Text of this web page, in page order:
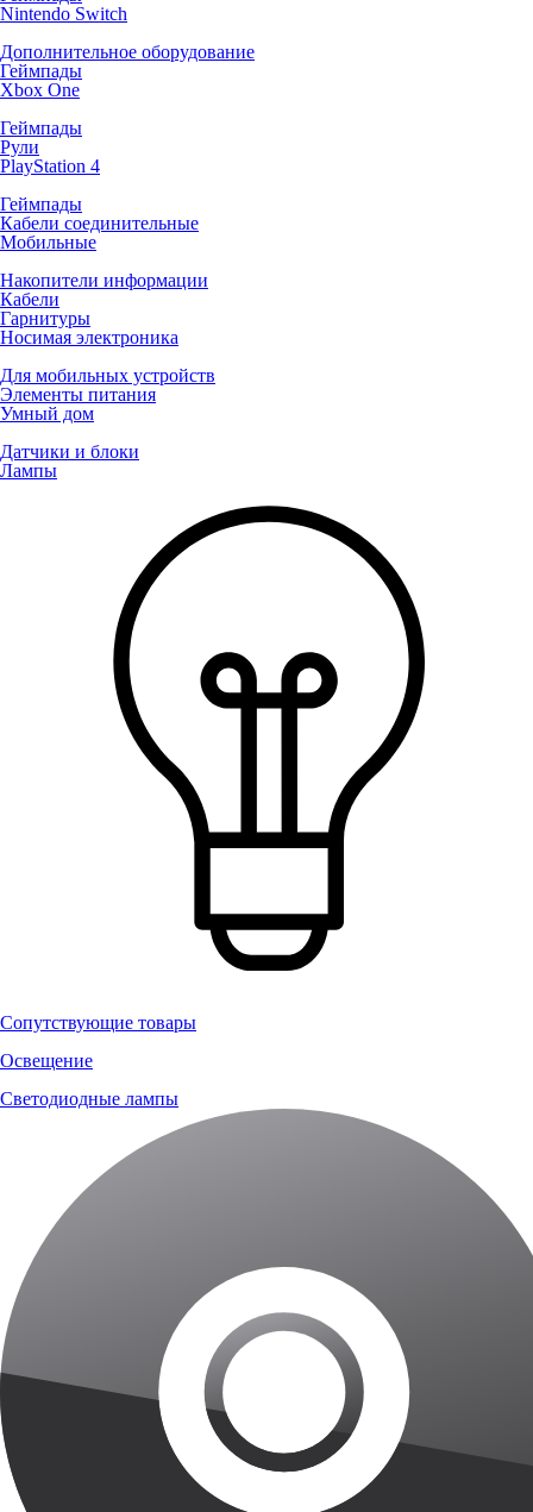
Nintendo Switch
Дополнительное оборудование
Геймпады
Xbox One
Геймпады
Рули
PlayStation 4
Геймпады
Кабели соединительные
Мобильные
Накопители информации
Кабели
Гарнитуры
Носимая электроника
Для мобильных устройств
Элементы питания
Умный дом
Датчики и блоки
Лампы
Сопутствующие товары
Освещение
Светодиодные лампы